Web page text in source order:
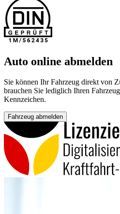
Auto online abmelden
Sie können Ihr Fahrzeug direkt von
brauchen Sie lediglich Ihren
Kennzeichen.
Fahrzeug abmelden